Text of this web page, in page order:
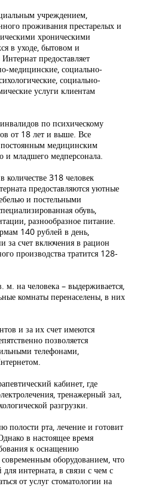
учреждением,
проживания престарелых и
хроническими
в уходе, бытовом и
предоставляет
медицинские, социально-
социально-
услуги клиентам
по психическому
от 18 лет и выше. Все
медицинским
и младшего медперсонала.
количестве 318 человек
предоставляются уютные
и постельными
обувь,
разнообразное питание.
140 рублей в день,
за счет включения в рацион
производства тратится 128-
на человека – выдерживается,
комнаты перенаселены, в них
и за их счет имеются
позволяется
телефонами,
кабинет, где
тренажерный зал,
разгрузки.
полости рта, лечение и готовит
в настоящее время
к оснащению
современным оборудованием, что
для интерната, в связи с чем с
от услуг стоматологии на